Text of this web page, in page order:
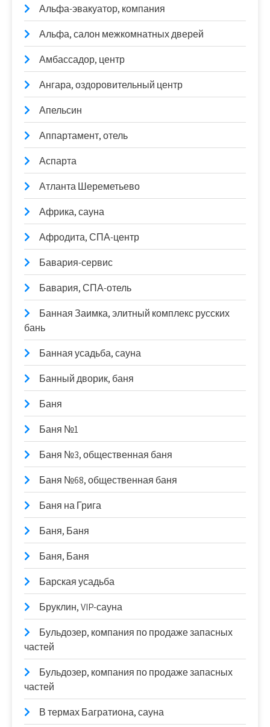
Альфа-эвакуатор, компания
Альфа, салон межкомнатных дверей
Амбассадор, центр
Ангара, оздоровительный центр
Апельсин
Аппартамент, отель
Аспарта
Атланта Шереметьево
Африка, сауна
Афродита, СПА-центр
Бавария-сервис
Бавария, СПА-отель
Банная Заимка, элитный комплекс русских
бань
Банная усадьба, сауна
Банный дворик, баня
Баня
Баня №1
Баня №3, общественная баня
Баня №68, общественная баня
Баня на Грига
Баня, Баня
Баня, Баня
Барская усадьба
Бруклин, VIP-сауна
Бульдозер, компания по продаже запасных
частей
Бульдозер, компания по продаже запасных
частей
В термах Багратиона, сауна